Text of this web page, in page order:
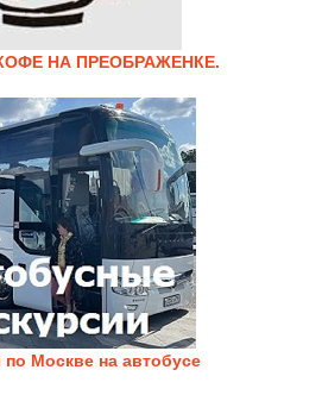
НА ПРЕОБРАЖЕНКЕ.
по Москве на автобусе